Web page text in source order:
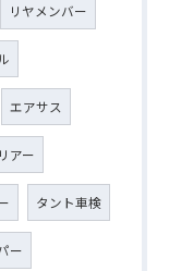
リヤメンバー
エアサス
アー
タント車検
ー